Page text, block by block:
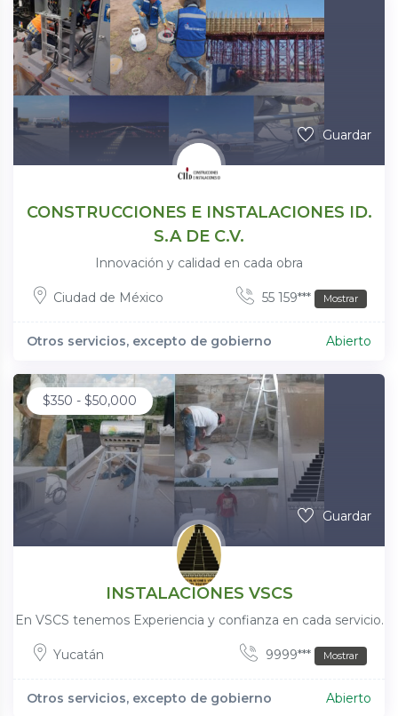
Guardar
CONSTRUCCIONES E INSTALACIONES ID.
S.A DE C.V.
Innovación y calidad en cada obra
Ciudad de México 55 159*** Mostrar
Otros servicios, excepto de gobierno Abierto
$350 - $50,000
Guardar
INSTALACIONES VSCS
En VSCS tenemos Experiencia y confianza en cada servicio.
Yucatán 9999*** Mostrar
Otros servicios, excepto de gobierno Abierto